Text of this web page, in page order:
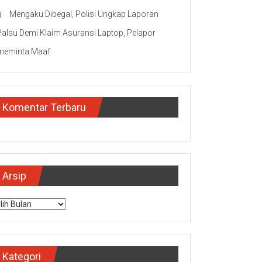
Mengaku Dibegal, Polisi Ungkap Laporan
Demi Klaim Asuransi Laptop, Pelapor
Maaf
Komentar Terbaru
Arsip
Kategori